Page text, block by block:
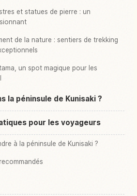
et statues de pierre : un
de la nature : sentiers de trekking
un spot magique pour les
la péninsule de Kunisaki ?
pour les voyageurs
à la péninsule de Kunisaki ?